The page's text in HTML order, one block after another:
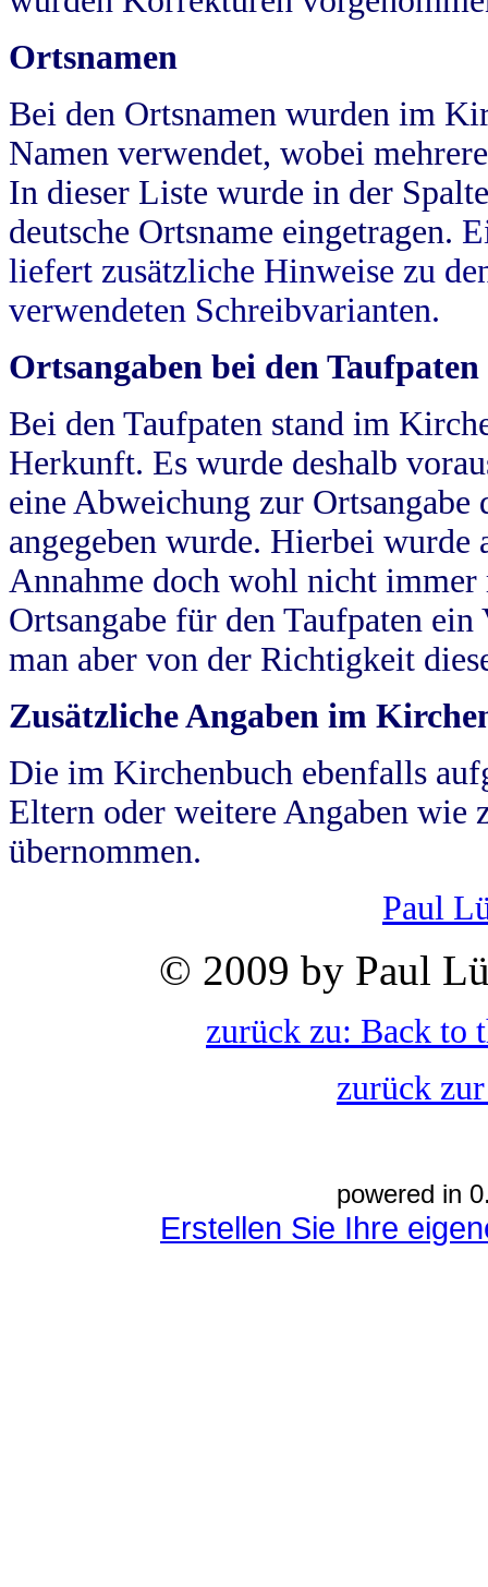
Ortsnamen
Bei den Ortsnamen wurden im
Namen verwendet, wobei
In dieser Liste wurde in der
deutsche Ortsname eingetragen.
liefert zusätzliche Hinweise zu
verwendeten Schreibvarianten.
Ortsangaben bei den Taufpaten
Bei den Taufpaten stand im
Herkunft. Es wurde deshalb
eine Abweichung zur
angegeben wurde. Hierbei wurde
Annahme doch wohl nicht
Ortsangabe für den Taufpaten
man aber von der Richtigkeit
Zusätzliche Angaben im
Die im Kirchenbuch ebenfalls
Eltern oder weitere Angaben wie
übernommen.
Paul
© 2009 by Paul
zurück zu: Back to
zurück
powered in
Erstellen Sie Ihre